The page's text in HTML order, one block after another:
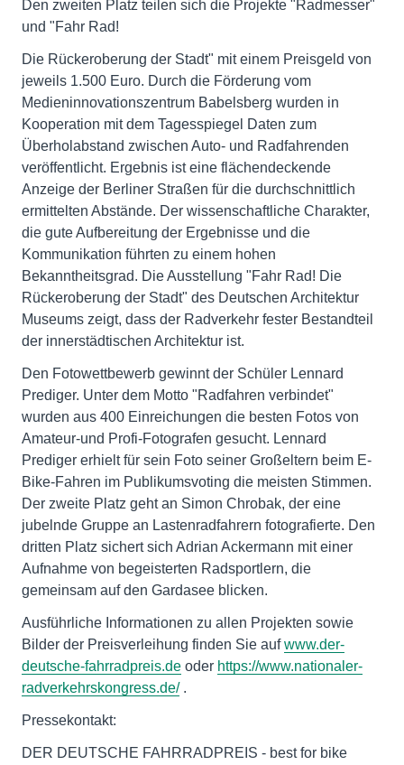
Den zweiten Platz teilen sich die Projekte "Radmesser"
und "Fahr Rad!
Die Rückeroberung der Stadt" mit einem Preisgeld von
jeweils 1.500 Euro. Durch die Förderung vom
Medieninnovationszentrum Babelsberg wurden in
Kooperation mit dem Tagesspiegel Daten zum
Überholabstand zwischen Auto- und Radfahrenden
veröffentlicht. Ergebnis ist eine flächendeckende
Anzeige der Berliner Straßen für die durchschnittlich
ermittelten Abstände. Der wissenschaftliche Charakter,
die gute Aufbereitung der Ergebnisse und die
Kommunikation führten zu einem hohen
Bekanntheitsgrad. Die Ausstellung "Fahr Rad! Die
Rückeroberung der Stadt" des Deutschen Architektur
Museums zeigt, dass der Radverkehr fester Bestandteil
der innerstädtischen Architektur ist.
Den Fotowettbewerb gewinnt der Schüler Lennard
Prediger. Unter dem Motto "Radfahren verbindet"
wurden aus 400 Einreichungen die besten Fotos von
Amateur-und Profi-Fotografen gesucht. Lennard
Prediger erhielt für sein Foto seiner Großeltern beim E-
Bike-Fahren im Publikumsvoting die meisten Stimmen.
Der zweite Platz geht an Simon Chrobak, der eine
jubelnde Gruppe an Lastenradfahrern fotografierte. Den
dritten Platz sichert sich Adrian Ackermann mit einer
Aufnahme von begeisterten Radsportlern, die
gemeinsam auf den Gardasee blicken.
Ausführliche Informationen zu allen Projekten sowie
Bilder der Preisverleihung finden Sie aufwww.der-
deutsche-fahrradpreis.de oder https://www.nationaler-
radverkehrskongress.de/.
Pressekontakt:
DER DEUTSCHE FAHRRADPREIS - best for bike